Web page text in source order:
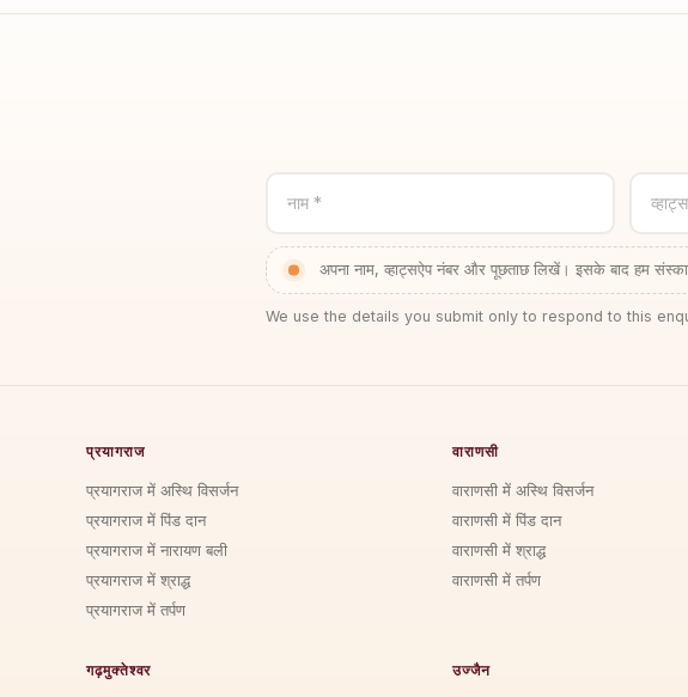
नाम *
अपना नाम, व्हाट्सऐप नंबर और पूछताछ लिखें। इसके बाद हम
We use the details you submit only to respond to this
प्रयागराज
प्रयागराज में अस्थि विसर्जन
प्रयागराज में पिंड दान
प्रयागराज में नारायण बली
प्रयागराज में श्राद्ध
प्रयागराज में तर्पण
वाराणसी
वाराणसी में अस्थि विसर्जन
वाराणसी में पिंड दान
वाराणसी में श्राद्ध
वाराणसी में तर्पण
गढ़मुक्तेश्वर उज्जैन